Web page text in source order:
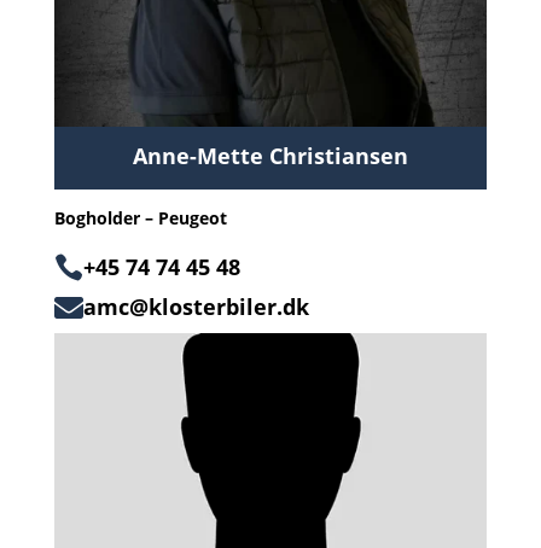
Anne-Mette Christiansen
Bogholder – Peugeot
+45 74 74 45 48
amc@klosterbiler.dk